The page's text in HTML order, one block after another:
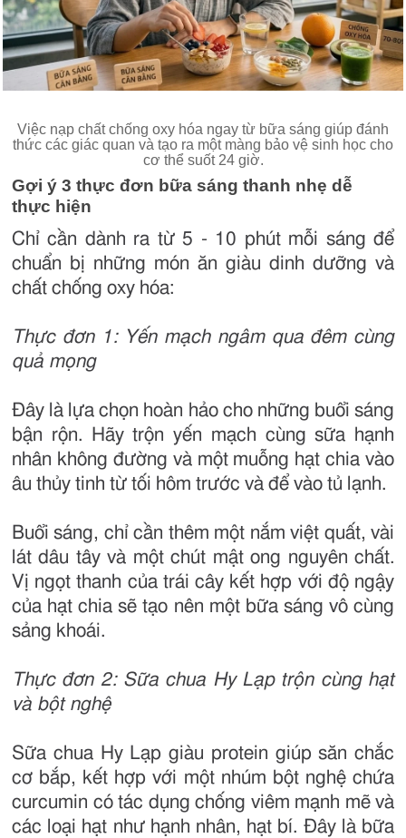
Việc nạp chất chống oxy hóa ngay từ bữa sáng giúp đánh
thức các giác quan và tạo ra một màng bảo vệ sinh học cho
cơ thể suốt 24 giờ.
Gợi ý 3 thực đơn bữa sáng thanh nhẹ dễ
thực hiện
Chỉ cần dành ra từ 5 - 10 phút mỗi sáng để
chuẩn bị những món ăn giàu dinh dưỡng và
chất chống oxy hóa:
Thực đơn 1: Yến mạch ngâm qua đêm cùng
quả mọng
Đây là lựa chọn hoàn hảo cho những buổi sáng
bận rộn. Hãy trộn yến mạch cùng sữa hạnh
nhân không đường và một muỗng hạt chia vào
âu thủy tinh từ tối hôm trước và để vào tủ lạnh.
Buổi sáng, chỉ cần thêm một nắm việt quất, vài
lát dâu tây và một chút mật ong nguyên chất.
Vị ngọt thanh của trái cây kết hợp với độ ngậy
của hạt chia sẽ tạo nên một bữa sáng vô cùng
sảng khoái.
Thực đơn 2: Sữa chua Hy Lạp trộn cùng hạt
và bột nghệ
Sữa chua Hy Lạp giàu protein giúp săn chắc
cơ bắp, kết hợp với một nhúm bột nghệ chứa
curcumin có tác dụng chống viêm mạnh mẽ và
các loại hạt như hạnh nhân, hạt bí. Đây là bữa